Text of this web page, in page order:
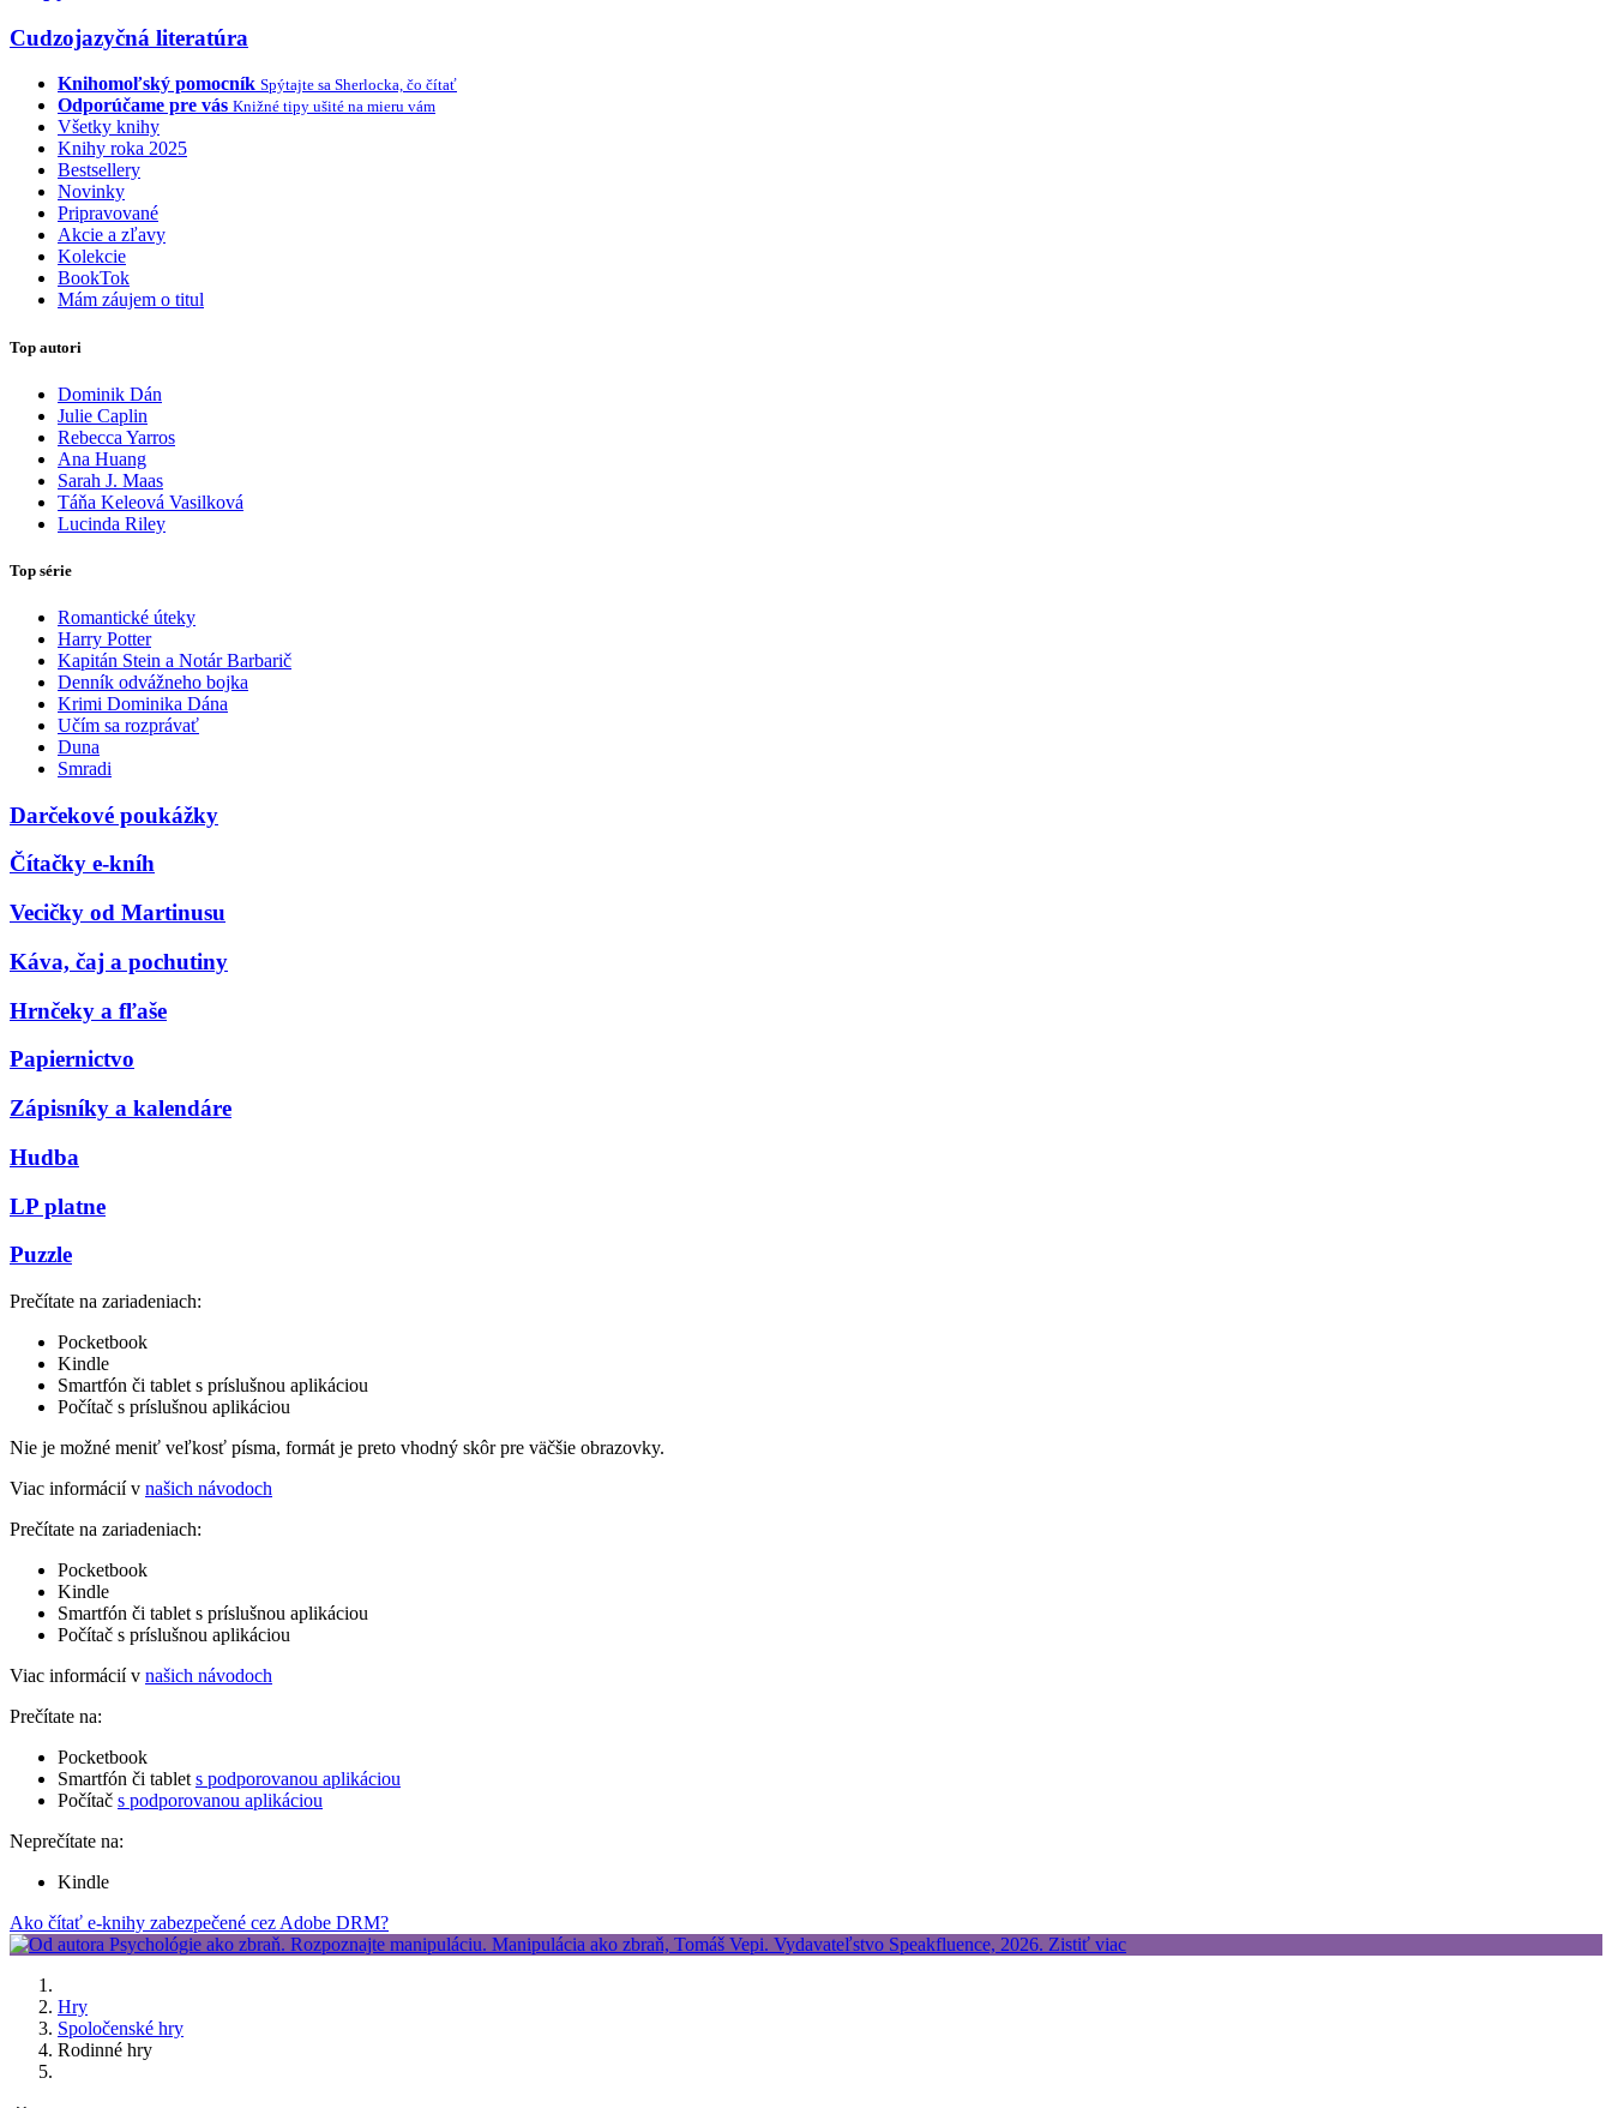
Cudzojazyčná literatúra
Knihomoľský pomocník Spýtajte sa Sherlocka, čo čítať
Odporúčame pre vás Knižné tipy ušité na mieru vám
Všetky knihy
Knihy roka 2025
Bestsellery
Novinky
Pripravované
Akcie a zľavy
Kolekcie
BookTok
Mám záujem o titul
Top autori
Dominik Dán
Julie Caplin
Rebecca Yarros
Ana Huang
Sarah J. Maas
Táňa Keleová Vasilková
Lucinda Riley
Top série
Romantické úteky
Harry Potter
Kapitán Stein a Notár Barbarič
Denník odvážneho bojka
Krimi Dominika Dána
Učím sa rozprávať
Duna
Smradi
Darčekové poukážky
Čítačky e-kníh
Vecičky od Martinusu
Káva, čaj a pochutiny
Hrnčeky a fľaše
Papiernictvo
Zápisníky a kalendáre
Hudba
LP platne
Puzzle
Prečítate na zariadeniach:
Pocketbook
Kindle
Smartfón či tablet s príslušnou aplikáciou
Počítač s príslušnou aplikáciou
Nie je možné meniť veľkosť písma, formát je preto vhodný skôr pre väčšie obrazovky.
Viac informácií v našich návodoch
Prečítate na zariadeniach:
Pocketbook
Kindle
Smartfón či tablet s príslušnou aplikáciou
Počítač s príslušnou aplikáciou
Viac informácií v našich návodoch
Prečítate na:
Pocketbook
Smartfón či tablet s podporovanou aplikáciou
Počítač s podporovanou aplikáciou
Neprečítate na:
Kindle
Ako čítať e-knihy zabezpečené cez Adobe DRM?
Hry
Spoločenské hry
Rodinné hry